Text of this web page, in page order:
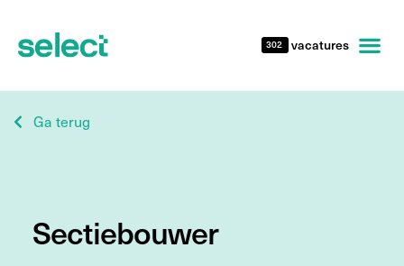
302 vacatures
Ga terug
Sectiebouwer